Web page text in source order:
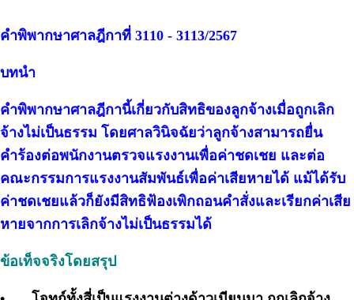
คำพิพากษาศาลฎีกาที่ 3110 - 3113/2567
บทนำ
คำพิพากษาศาลฎีกานี้เกี่ยวกับสิทธิของลูกจ้างเมื่อถูกเลิก
จ้างไม่เป็นธรรม โดยศาลวินิจฉัยว่าลูกจ้างสามารถยื่น
คำร้องต่อพนักงานตรวจแรงงานเพื่อค่าชดเชย และต่อ
คณะกรรมการแรงงานสัมพันธ์เพื่อค่าเสียหายได้ แม้ได้รับ
ค่าชดเชยแล้วก็ยังมีสิทธิฟ้องเพิกถอนคำสั่งและเรียกค่าเสีย
หายจากการเลิกจ้างไม่เป็นธรรมได้
ข้อเท็จจริงโดยสรุป